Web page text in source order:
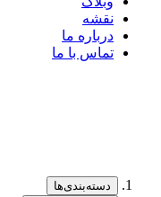
نقشه
درباره ما
تماس با ما
دسته‌بندی‌ها